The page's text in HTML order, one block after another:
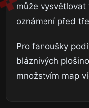
může vysvětlovat
oznámení před
Pro fanoušky
bláznivých
množstvím map